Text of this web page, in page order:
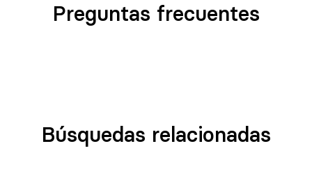
Preguntas frecuentes
Búsquedas relacionadas